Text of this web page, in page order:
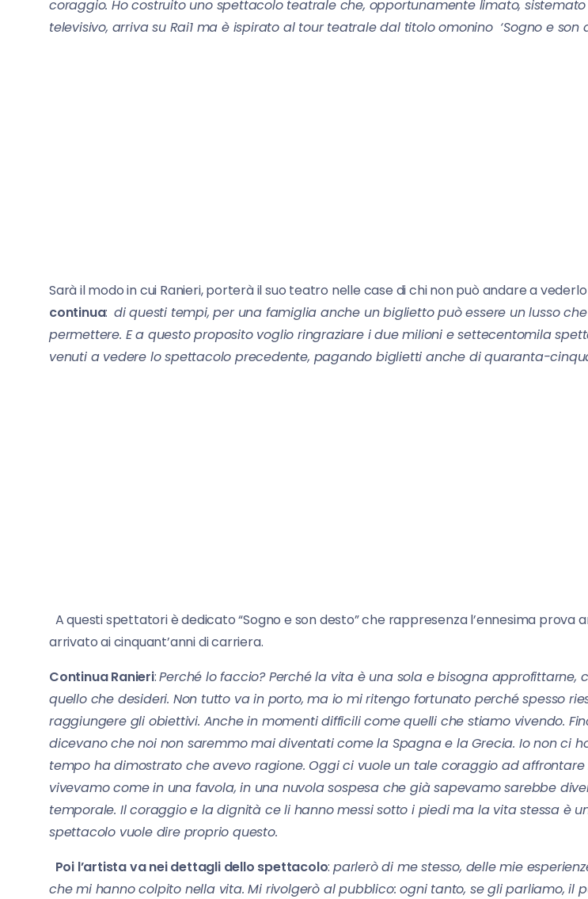
coraggio. Ho costruito uno spettacolo teatrale che, opportunamente limato,
televisivo, arriva su Rai1 ma è ispirato al tour teatrale dal titolo omonino ‘Sogno e son
Sarà il modo in cui Ranieri, porterà il suo teatro nelle case di chi non può andare a
continua: di questi tempi, per una famiglia anche un biglietto può essere un lusso
permettere. E a questo proposito voglio ringraziare i due milioni e settecentomila
venuti a vedere lo spettacolo precedente, pagando biglietti anche di quaranta-
A questi spettatori è dedicato “Sogno e son desto” che rappresenza l’ennesima prova
arrivato ai cinquant’anni di carriera.
Continua Ranieri:Perché lo faccio? Perché la vita è una sola e bisogna approfittarne,
quello che desideri. Non tutto va in porto, ma io mi ritengo fortunato perché spesso
raggiungere gli obiettivi. Anche in momenti difficili come quelli che stiamo vivendo.
dicevano che noi non saremmo mai diventati come la Spagna e la Grecia. Io non ci
tempo ha dimostrato che avevo ragione. Oggi ci vuole un tale coraggio ad affrontare
vivevamo come in una favola, in una nuvola sospesa che già sapevamo sarebbe
temporale. Il coraggio e la dignità ce li hanno messi sotto i piedi ma la vita stessa è
spettacolo vuole dire proprio questo.
Poi l’artista va nei dettagli dello spettacolo:parlerò di me stesso, delle mie
che mi hanno colpito nella vita. Mi rivolgerò al pubblico: ogni tanto, se gli parliamo, il